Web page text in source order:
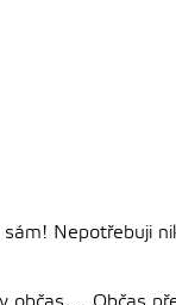
Nepotřebuji